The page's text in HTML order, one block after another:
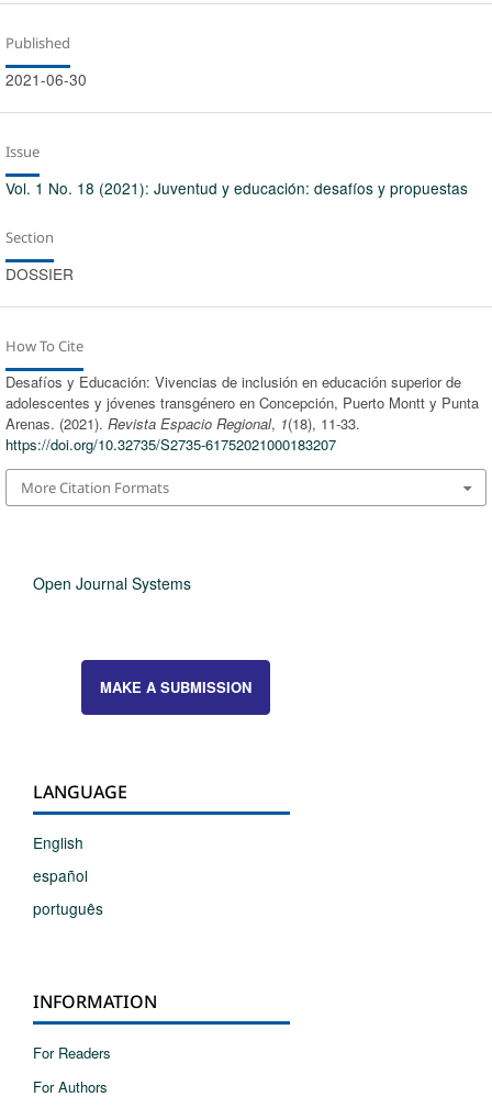
Published
2021-06-30
Issue
Vol. 1 No. 18 (2021): Juventud y educación: desafíos y propuestas
Section
DOSSIER
How To Cite
Desafíos y Educación: Vivencias de inclusión en educación superior de
adolescentes y jóvenes transgénero en Concepción, Puerto Montt y Punta
Arenas. (2021). Revista Espacio Regional, 1(18), 11-33.
https://doi.org/10.32735/S2735-61752021000183207
More Citation Formats
Open Journal Systems
MAKE A SUBMISSION
LANGUAGE
English
español
português
INFORMATION
For Readers
For Authors